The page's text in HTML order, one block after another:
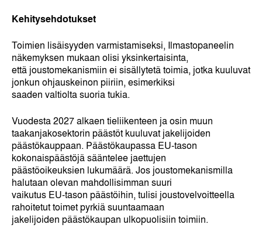
Kehitysehdotukset
Toimien lisäisyyden varmistamiseksi, Ilmastopaneelin
näkemyksen mukaan olisi yksinkertaisinta,
että joustomekanismiin ei sisällytetä toimia, jotka kuuluvat
jonkun ohjauskeinon piiriin, esimerkiksi
saaden valtiolta suoria tukia.
Vuodesta 2027 alkaen tieliikenteen ja osin muun
taakanjakosektorin päästöt kuuluvat jakelijoiden
päästökauppaan. Päästökaupassa EU-tason
kokonaispäästöjä sääntelee jaettujen
päästöoikeuksien lukumäärä. Jos joustomekanismilla
halutaan olevan mahdollisimman suuri
vaikutus EU-tason päästöihin, tulisi joustovelvoitteella
rahoitetut toimet pyrkiä suuntaamaan
jakelijoiden päästökaupan ulkopuolisiin toimiin.